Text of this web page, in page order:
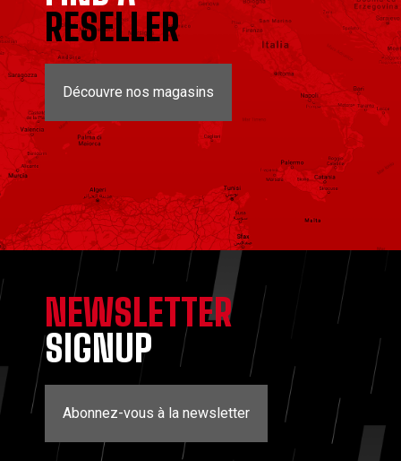
RESELLER
Découvre nos magasins
NEWSLETTER
SIGNUP
Abonnez-vous à la newsletter